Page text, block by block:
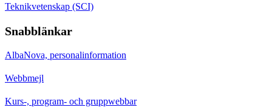
Teknikvetenskap (SCI)
Snabblänkar
AlbaNova, personalinformation
Webbmejl
Kurs-, program- och gruppwebbar